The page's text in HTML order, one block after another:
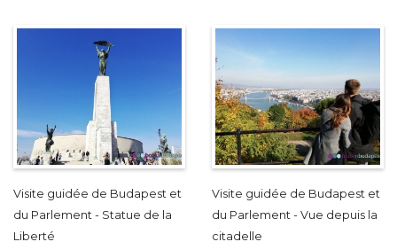
Visite guidée de Budapest et
du Parlement - Statue de la
Liberté
Visite guidée de Budapest et
du Parlement - Vue depuis la
citadelle